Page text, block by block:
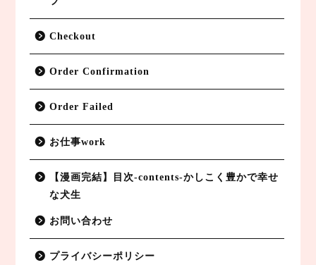
Checkout
Order Confirmation
Order Failed
お仕事work
【漫画完結】目次-contents-かしこく豊かで幸せ
な犬生
お問い合わせ
プライバシーポリシー